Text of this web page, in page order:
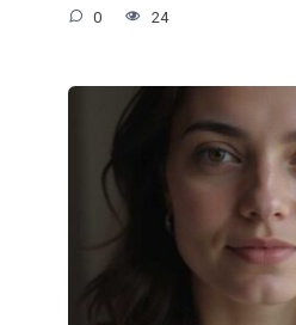
0 24